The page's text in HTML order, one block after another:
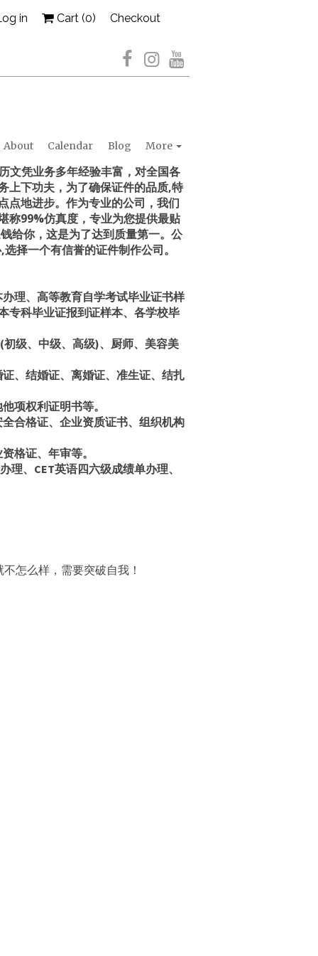
in Cart (0) Checkout
文凭业务多年经验丰富，对全国各
上下功夫，为了确保证件的品质,特
点地进步。作为专业的公司，我们
称99%仿真度，专业为您提供最贴
给你，这是为了达到质量第一。公
择一个有信誉的证件制作公司。
理、高等教育自学考试毕业证书样
专科毕业证报到证样本、各学校毕
级、中级、高级)、厨师、美容美
、结婚证、离婚证、准生证、结扎
项权利证明书等。
合格证、企业资质证书、组织机构
格证、年审等。
、CET英语四六级成绩单办理、
怎么样，需要突破自我！
About Calendar Blog More